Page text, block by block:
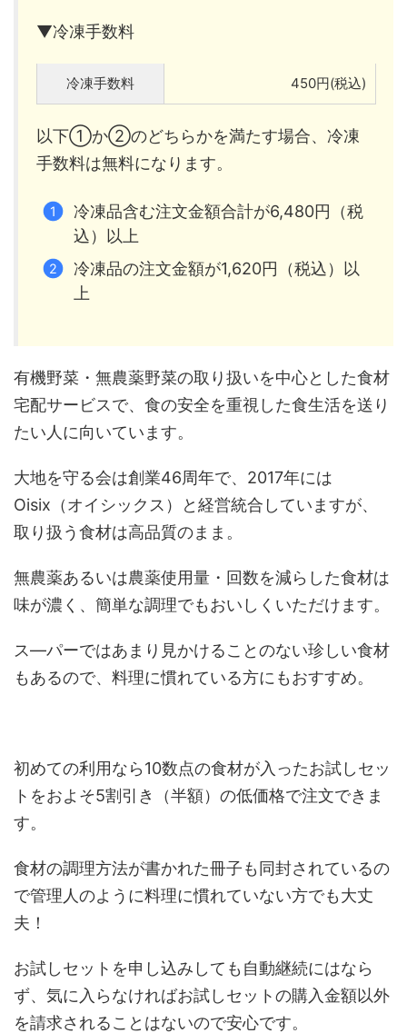
▼冷凍手数料
冷凍手数料 450円(税込)
以下①か②のどちらかを満たす場合、冷凍
手数料は無料になります。
冷凍品含む注文金額合計が6,480円（税
込）以上
冷凍品の注文金額が1,620円（税込）以
上
有機野菜・無農薬野菜の取り扱いを中心とした食材
宅配サービスで、食の安全を重視した食生活を送り
たい人に向いています。
大地を守る会は創業46周年で、2017年には
Oisix（オイシックス）と経営統合していますが、
取り扱う食材は高品質のまま。
無農薬あるいは農薬使用量・回数を減らした食材は
味が濃く、簡単な調理でもおいしくいただけます。
ス―パーではあまり見かけることのない珍しい食材
もあるので、料理に慣れている方にもおすすめ。
初めての利用なら10数点の食材が入ったお試しセッ
トをおよそ5割引き（半額）の低価格で注文できま
す。
食材の調理方法が書かれた冊子も同封されているの
で管理人のように料理に慣れていない方でも大丈
夫！
お試しセットを申し込みしても自動継続にはなら
ず、気に入らなければお試しセットの購入金額以外
を請求されることはないので安心です。